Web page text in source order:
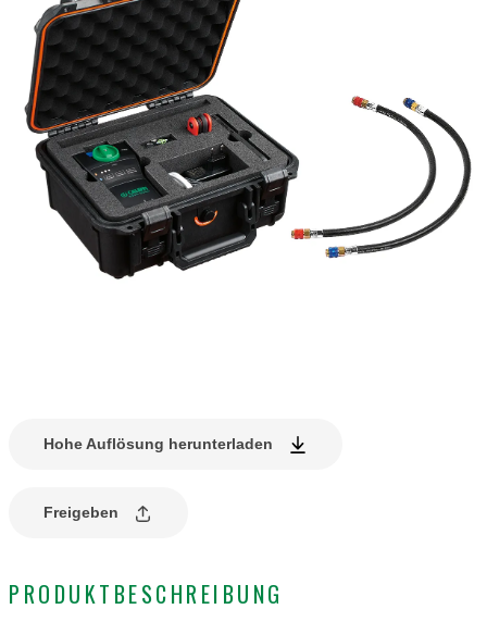
Hohe Auflösung herunterladen
Freigeben
PRODUKTBESCHREIBUNG